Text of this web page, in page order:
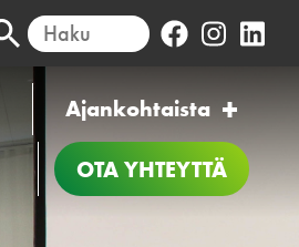
Ajankohtaista
OTA YHTEYTTÄ